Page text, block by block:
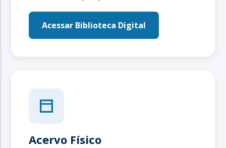
Acessar Biblioteca Digital
Acervo Físico